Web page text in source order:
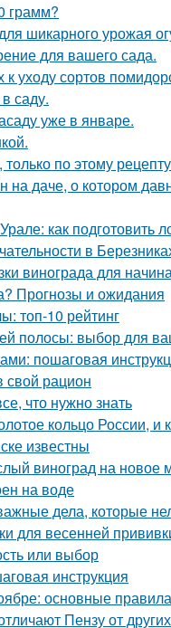
грамм?
шикарного урожая
для вашего сада.
уходу сортов
саду.
уже в январе.
по этому
на даче, о котором
как подготовить
в
винограда для
Прогнозы и ожидания
топ-10 рейтинг
полосы: выбор для
пошаговая
свой рацион
что нужно знать
кольцо России, и
известны
виноград на новое
на воде
дела, которые
для весенней
или выбор
инструкция
основные
Пензу от